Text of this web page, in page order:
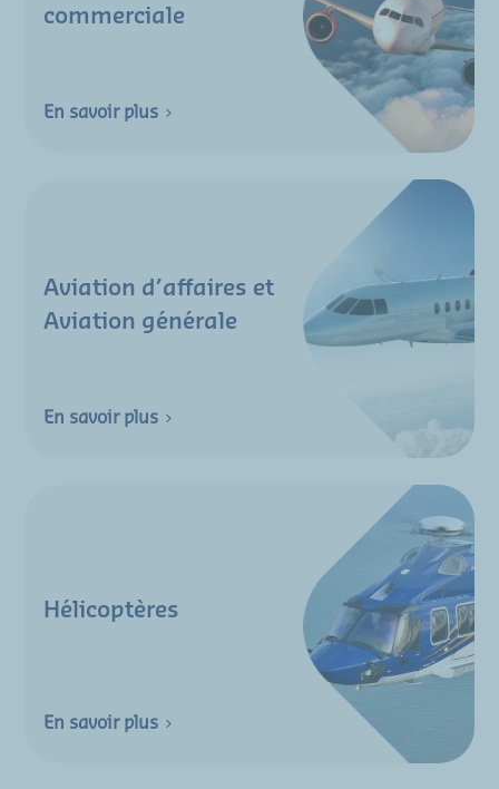
commerciale
En savoir plus
Aviation d’affaires et
Aviation générale
En savoir plus
Hélicoptères
En savoir plus